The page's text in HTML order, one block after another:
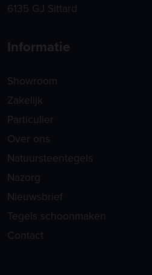
6135 GJ Sittard
Informatie
Showroom
Zakelijk
Particulier
Over ons
Natuursteentegels
Nazorg
Nieuwsbrief
Tegels schoonmaken
Contact